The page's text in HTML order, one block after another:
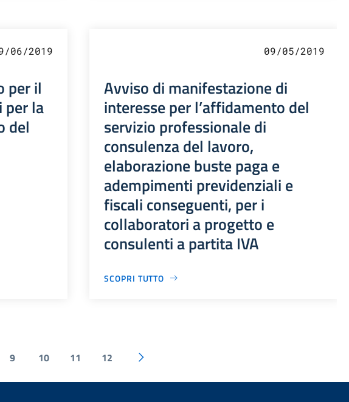
06/2019
per il
la
del
09/05/2019
Avviso di manifestazione di
interesse per l’affidamento del
servizio professionale di
consulenza del lavoro,
elaborazione buste paga e
adempimenti previdenziali e
fiscali conseguenti, per i
collaboratori a progetto e
consulenti a partita IVA
SCOPRI TUTTO
9 10 11 12